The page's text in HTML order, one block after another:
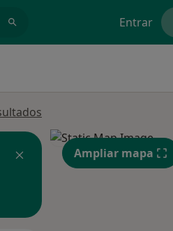
Entrar
Ampliar mapa